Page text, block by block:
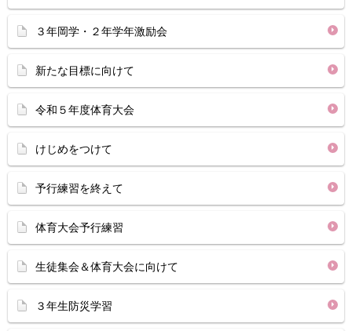
３年岡学・２年学年激励会
新たな目標に向けて
令和５年度体育大会
けじめをつけて
予行練習を終えて
体育大会予行練習
生徒集会＆体育大会に向けて
３年生防災学習